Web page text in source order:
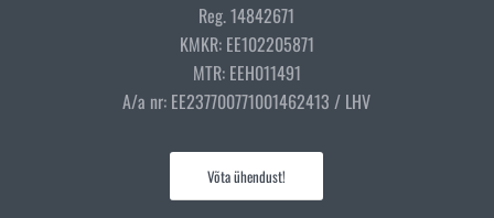
Reg. 14842671
KMKR: EE102205871
MTR: EEH011491
A/a nr: EE237700771001462413 / LHV
Võta ühendust!